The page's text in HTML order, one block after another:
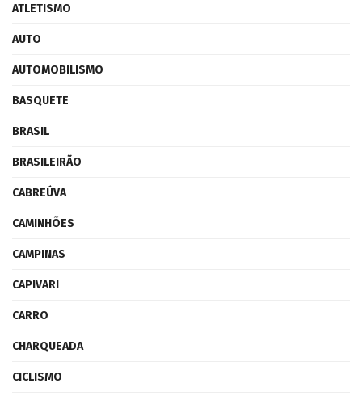
ATLETISMO
AUTO
AUTOMOBILISMO
BASQUETE
BRASIL
BRASILEIRÃO
CABREÚVA
CAMINHÕES
CAMPINAS
CAPIVARI
CARRO
CHARQUEADA
CICLISMO